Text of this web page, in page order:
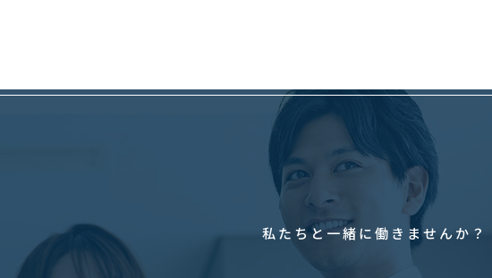
私たちと一緒に働きませんか？